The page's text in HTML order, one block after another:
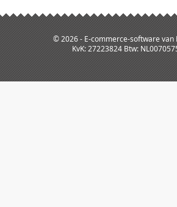
© 2026 - E-commerce-software van
KvK: 27223824 Btw: